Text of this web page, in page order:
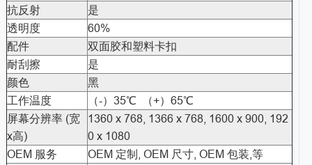
抗反射
是
透明度
60%
配件
双面胶和塑料卡扣
耐刮擦
是
颜色
黑
工作温度
（-）35℃ （+）65℃
屏幕分辨率 (宽
x高)
1360 x 768, 1366 x 768, 1600 x 900, 192
0 x 1080
OEM 服务
OEM 定制, OEM 尺寸, OEM 包装,等